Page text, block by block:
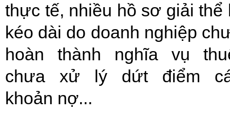
thực tế, nhiều hồ sơ giải thể
kéo dài do doanh nghiệp
hoàn thành nghĩa vụ
chưa xử lý dứt điểm
khoản nợ...